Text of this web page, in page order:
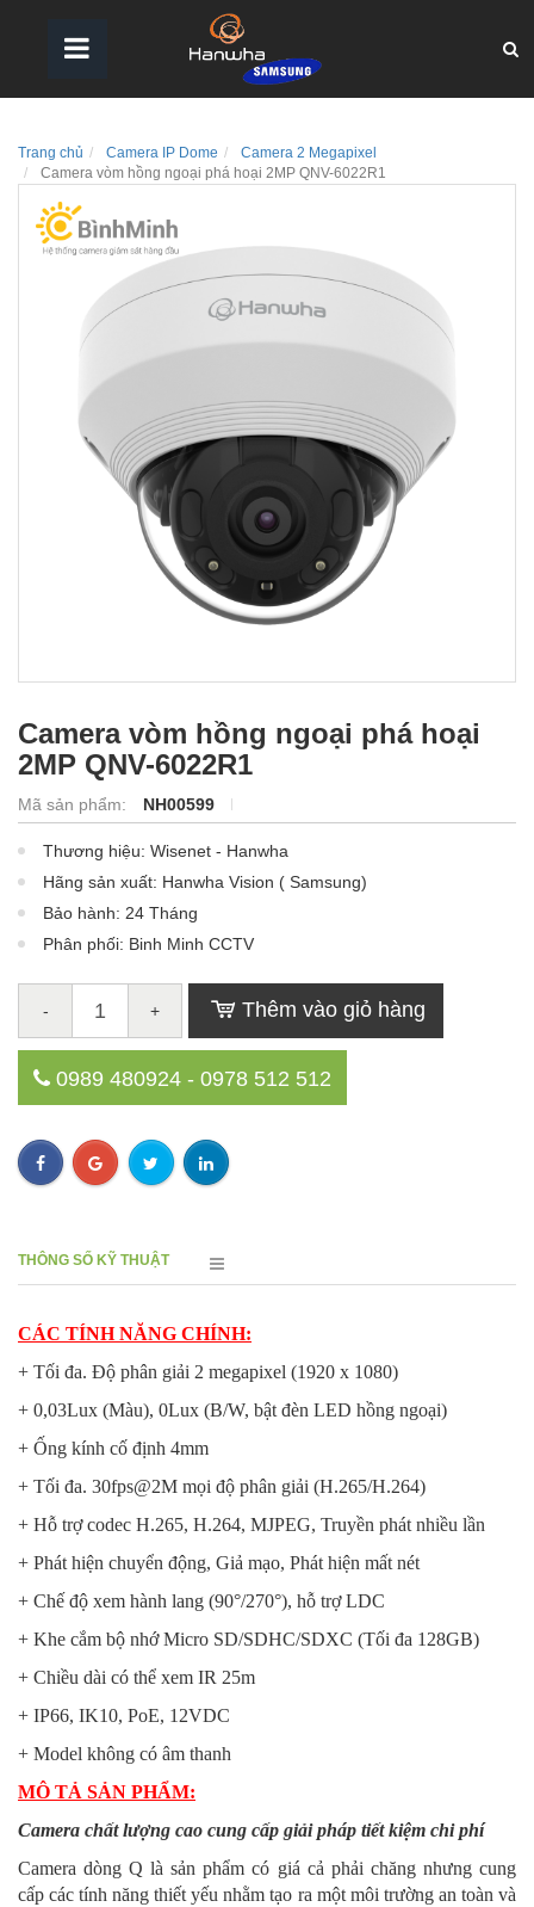
Trang chủ Camera IP Dome
Camera 2 Megapixel
Camera vòm hồng ngoại phá hoại 2MP QNV-6022R1
Camera vòm hồng ngoại phá hoại
2MP QNV-6022R1
Mã sản phẩm: NH00599
Thương hiệu: Wisenet - Hanwha
Hãng sản xuất: Hanwha Vision ( Samsung)
Bảo hành: 24 Tháng
Phân phối: Binh Minh CCTV
- + Thêm vào giỏ hàng
0989 480924 - 0978 512 512
THÔNG SỐ KỸ THUẬT
CÁC TÍNH NĂNG CHÍNH:
+ Tối đa. Độ phân giải 2 megapixel (1920 x 1080)
+ 0,03Lux (Màu), 0Lux (B/W, bật đèn LED hồng ngoại)
+ Ống kính cố định 4mm
+ Tối đa. 30fps@2M mọi độ phân giải (H.265/H.264)
+ Hỗ trợ codec H.265, H.264, MJPEG, Truyền phát nhiều lần
+ Phát hiện chuyển động, Giả mạo, Phát hiện mất nét
+ Chế độ xem hành lang (90°/270°), hỗ trợ LDC
+ Khe cắm bộ nhớ Micro SD/SDHC/SDXC (Tối đa 128GB)
+ Chiều dài có thể xem IR 25m
+ IP66, IK10, PoE, 12VDC
+ Model không có âm thanh
MÔ TẢ SẢN PHẨM:
Camera chất lượng cao cung cấp giải pháp tiết kiệm chi phí
Camera dòng Q là sản phẩm có giá cả phải chăng nhưng cung
cấp các tính năng thiết yếu nhằm tạo ra một môi trường an toàn và